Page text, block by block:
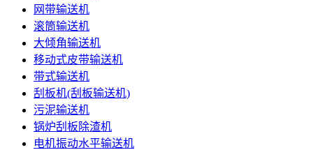
网带输送机
滚筒输送机
大倾角输送机
移动式皮带输送机
带式输送机
刮板机(刮板输送机)
污泥输送机
锅炉刮板除渣机
电机振动水平输送机